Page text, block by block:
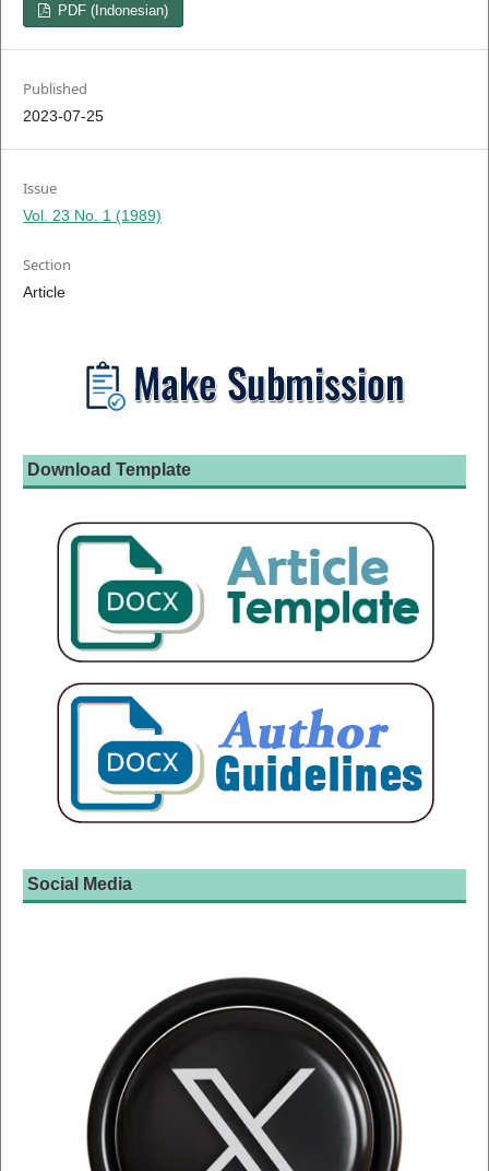
PDF (Indonesian)
Published
2023-07-25
Issue
Vol. 23 No. 1 (1989)
Section
Article
Download Template
Social Media